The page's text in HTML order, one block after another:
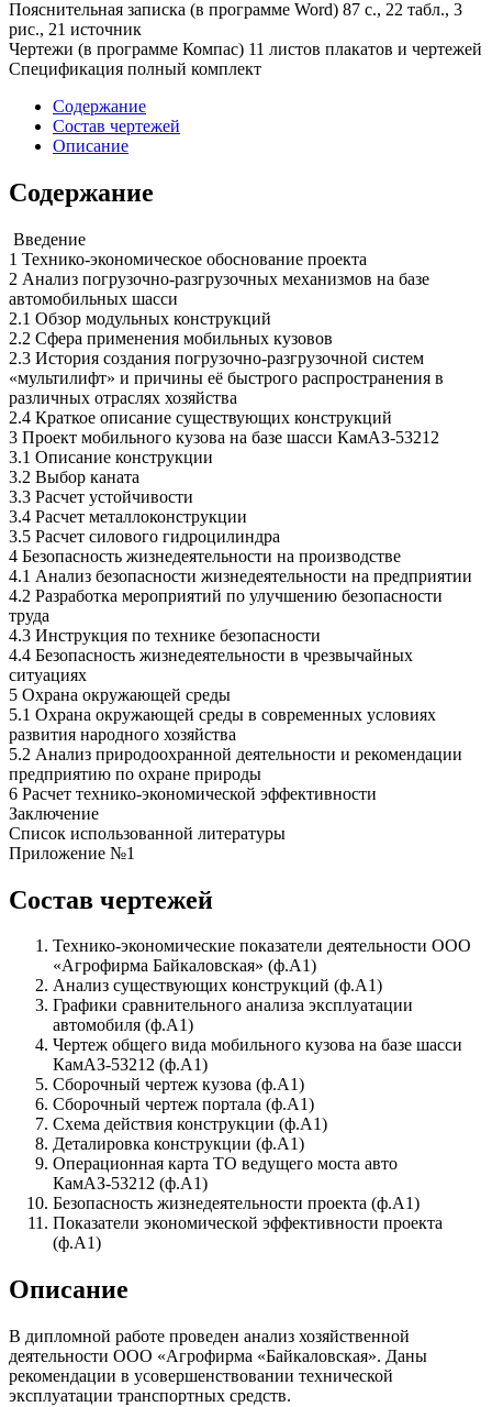
Пояснительная записка (в программе Word) 87 с., 22 табл., 3
рис., 21 источник
Чертежи (в программе Компас) 11 листов плакатов и чертежей
Спецификация полный комплект
Содержание
Состав чертежей
Описание
Содержание
Введение
1 Технико-экономическое обоснование проекта
2 Анализ погрузочно-разгрузочных механизмов на базе
автомобильных шасси
2.1 Обзор модульных конструкций
2.2 Сфера применения мобильных кузовов
2.3 История создания погрузочно-разгрузочной систем
«мультилифт» и причины её быстрого распространения в
различных отраслях хозяйства
2.4 Краткое описание существующих конструкций
3 Проект мобильного кузова на базе шасси КамАЗ-53212
3.1 Описание конструкции
3.2 Выбор каната
3.3 Расчет устойчивости
3.4 Расчет металлоконструкции
3.5 Расчет силового гидроцилиндра
4 Безопасность жизнедеятельности на производстве
4.1 Анализ безопасности жизнедеятельности на предприятии
4.2 Разработка мероприятий по улучшению безопасности
труда
4.3 Инструкция по технике безопасности
4.4 Безопасность жизнедеятельности в чрезвычайных
ситуациях
5 Охрана окружающей среды
5.1 Охрана окружающей среды в современных условиях
развития народного хозяйства
5.2 Анализ природоохранной деятельности и рекомендации
предприятию по охране природы
6 Расчет технико-экономической эффективности
Заключение
Список использованной литературы
Приложение №1
Состав чертежей
Технико-экономические показатели деятельности ООО
«Агрофирма Байкаловская» (ф.А1)
Анализ существующих конструкций (ф.А1)
Графики сравнительного анализа эксплуатации
автомобиля (ф.А1)
Чертеж общего вида мобильного кузова на базе шасси
КамАЗ-53212 (ф.А1)
Сборочный чертеж кузова (ф.А1)
Сборочный чертеж портала (ф.А1)
Схема действия конструкции (ф.А1)
Деталировка конструкции (ф.А1)
Операционная карта ТО ведущего моста авто
КамАЗ-53212 (ф.А1)
Безопасность жизнедеятельности проекта (ф.А1)
Показатели экономической эффективности проекта
(ф.А1)
Описание
В дипломной работе проведен анализ хозяйственной
деятельности ООО «Агрофирма «Байкаловская». Даны
рекомендации в усовершенствовании технической
эксплуатации транспортных средств.